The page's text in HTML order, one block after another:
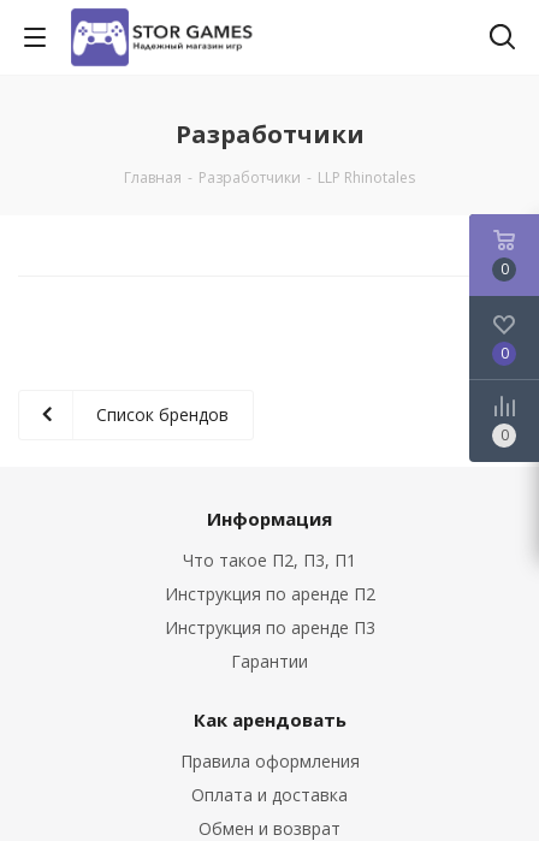
Разработчики
Главная - Разработчики - LLP Rhinotales
Список брендов
Информация
Что такое П2, П3, П1
Инструкция по аренде П2
Инструкция по аренде П3
Гарантии
Как арендовать
Правила оформления
Оплата и доставка
Обмен и возврат
0
0
0